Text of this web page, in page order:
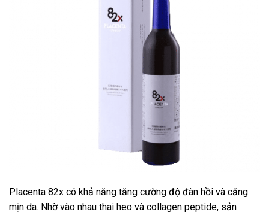
Placenta 82x có khả năng tăng cường độ đàn hồi và căng
mịn da. Nhờ vào nhau thai heo và collagen peptide, sản